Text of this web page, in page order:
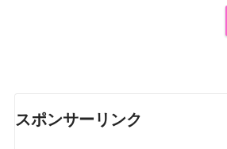
スポンサーリンク